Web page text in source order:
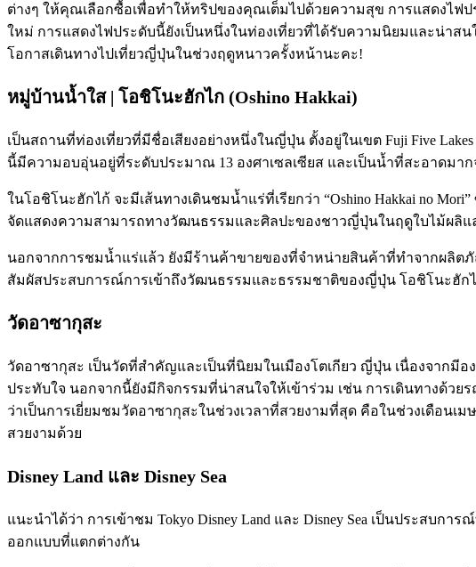
ต่างๆ ให้คุณเลือกซื้อเพื่อทำให้ทริปของคุณเต็มไปด้วยความสุข การแสดงไ
ใหม่ การแสดงไฟประดับนี้ยังเป็นหนึ่งในท่องเที่ยวที่ได้รับความนิยมและน่าสน
โอกาสเดินทางไปเที่ยวญี่ปุ่นในช่วงฤดูหนาวครั้งหน้านะคะ!
หมู่บ้านน้ำใส | โอชิโนะฮักไก (Oshino Hakkai)
เป็นสถานที่ท่องเที่ยวที่มีชื่อเสียงอย่างหนึ่งในญี่ปุ่น ตั้งอยู่ในเขต Fuji Five
นี้มีความอบอุ่นอยู่ที่ระดับประมาณ 13 องศาเซลเซียส และเป็นน้ำที่สะอาดมาก
ในโอชิโนะฮักไก้ จะมีเส้นทางเดินชมน้ำแร่ที่เรียกว่า “Oshino Hakkai no
จัดแสดงความสามารถทางวัฒนธรรมและศิลปะของชาวญี่ปุ่นในฤดูใบไม้ผลิแ
นอกจากการชมน้ำแร่แล้ว ยังมีร้านค้าขายของที่จำหน่ายสินค้าที่ทำจากผลิ
สัมผัสประสบการณ์การเข้าถึงวัฒนธรรมและธรรมชาติของญี่ปุ่น โอชิโนะฮัก
วัดอาซากุสะ
วัดอาซากุสะ เป็นวัดที่สำคัญและเป็นที่นิยมในเมืองโตเกียว ญี่ปุ่น เนื่องจาก
ประทับใจ นอกจากนี้ยังมีกิจกรรมที่น่าสนใจให้เข้าร่วม เช่น การเดินทางด้ว
ว่าเป็นการเยี่ยมชมวัดอาซากุสะในช่วงเวลาที่สวยงามที่สุด คือในช่วงเดือน
สวยงามด้วย
Disney Land และ Disney Sea
แนะนำได้ว่า การเข้าชม Tokyo Disney Land และ Disney Sea เป็นประส
ออกแบบที่แตกต่างกัน